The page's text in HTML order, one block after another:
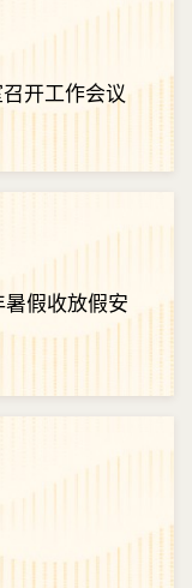
开工作会议
假收放假安